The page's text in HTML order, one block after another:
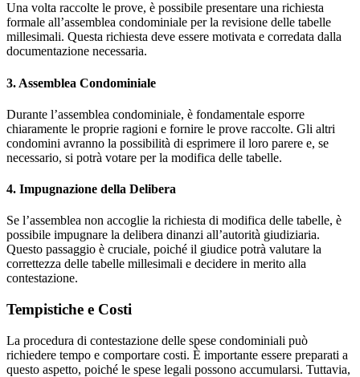
Una volta raccolte le prove, è possibile presentare una richiesta
formale all’assemblea condominiale per la revisione delle tabelle
millesimali. Questa richiesta deve essere motivata e corredata dalla
documentazione necessaria.
3. Assemblea Condominiale
Durante l’assemblea condominiale, è fondamentale esporre
chiaramente le proprie ragioni e fornire le prove raccolte. Gli altri
condomini avranno la possibilità di esprimere il loro parere e, se
necessario, si potrà votare per la modifica delle tabelle.
4. Impugnazione della Delibera
Se l’assemblea non accoglie la richiesta di modifica delle tabelle, è
possibile impugnare la delibera dinanzi all’autorità giudiziaria.
Questo passaggio è cruciale, poiché il giudice potrà valutare la
correttezza delle tabelle millesimali e decidere in merito alla
contestazione.
Tempistiche e Costi
La procedura di contestazione delle spese condominiali può
richiedere tempo e comportare costi. È importante essere preparati a
questo aspetto, poiché le spese legali possono accumularsi. Tuttavia,